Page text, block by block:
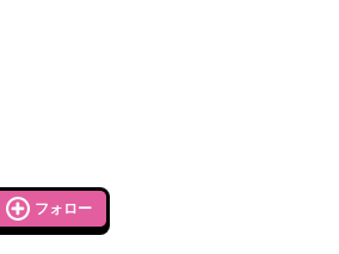
フォロー